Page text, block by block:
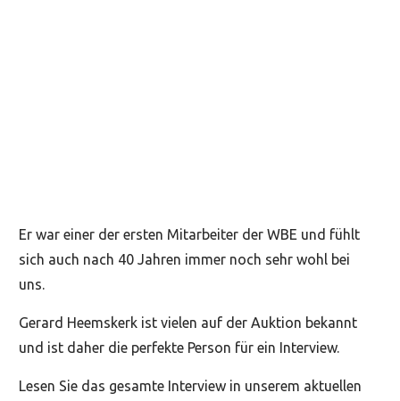
Er war einer der ersten Mitarbeiter der WBE und fühlt
sich auch nach 40 Jahren immer noch sehr wohl bei
uns.
Gerard Heemskerk ist vielen auf der Auktion bekannt
und ist daher die perfekte Person für ein Interview.
Lesen Sie das gesamte Interview in unserem aktuellen